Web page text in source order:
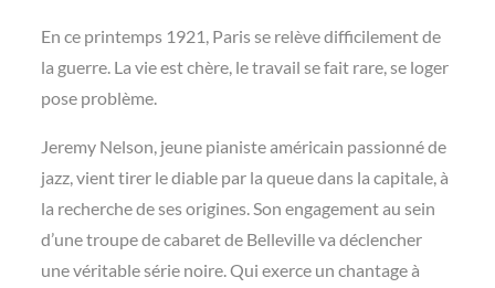
En ce printemps 1921, Paris se relève difficilement de
la guerre. La vie est chère, le travail se fait rare, se loger
pose problème.
Jeremy Nelson, jeune pianiste américain passionné de
jazz, vient tirer le diable par la queue dans la capitale, à
la recherche de ses origines. Son engagement au sein
d’une troupe de cabaret de Belleville va déclencher
une véritable série noire. Qui exerce un chantage à